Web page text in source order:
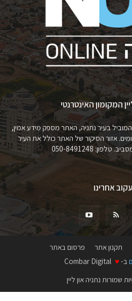
המקומון האינטרנטי
המוביל בעיר נתניה, האתר מספק מידע אמין,
אזור הסיקור של האתר כולל את העיר
050-8491248
עקוב אחרינו
תקנון אתר
פרסום באתר
ב- ♥
שמורות נתניה און ליין